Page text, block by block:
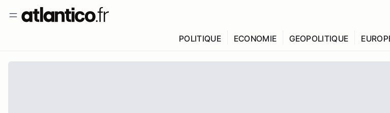
POLITIQUE ECONOMIE GEOPOLITIQUE